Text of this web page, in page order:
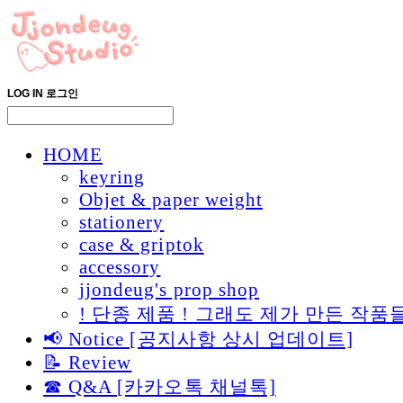
LOG IN 로그인
HOME
keyring
Objet & paper weight
stationery
case & griptok
accessory
jjondeug's prop shop
! 단종 제품 ! 그래도 제가 만든 작품
📢 Notice [공지사항 상시 업데이트]
📝 Review
☎ Q&A [카카오톡 채널톡]